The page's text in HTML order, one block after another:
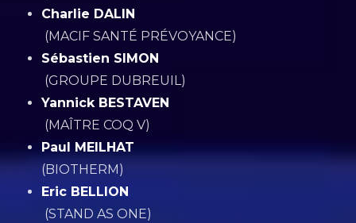
Charlie DALIN
(MACIF SANTÉ PRÉVOYANCE)
Sébastien SIMON
(GROUPE DUBREUIL)
Yannick BESTAVEN
(MAÎTRE COQ V)
Paul MEILHAT
(BIOTHERM)
Eric BELLION
(STAND AS ONE)